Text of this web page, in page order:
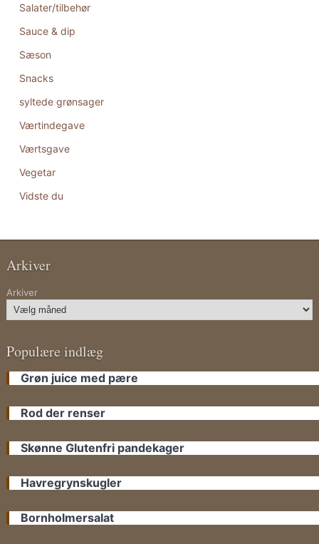
Salater/tilbehør
Sauce & dip
Sæson
Snacks
syltede grønsager
Værtindegave
Værtsgave
Vegetar
Vidste du
Arkiver
Arkiver
Populære indlæg
Grøn juice med pære
Rod der renser
Skønne Glutenfri pandekager
Havregrynskugler
Bornholmersalat